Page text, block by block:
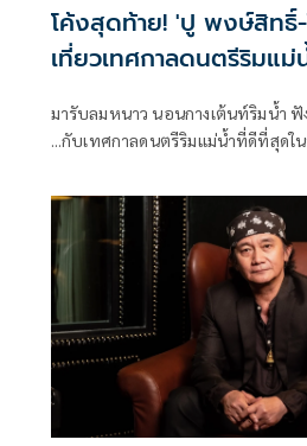
โค้งสุดท้าย! 'ปู พงษ์สิทธิ์
เที่ยวเทศกาลดนตรีริมแม่
มารับลมหนาว นอนกางเต้นท์ริมน้ำ ฟั
...กับเทศกาลดนตรีริมแม่น้ำที่ดีที่สุดใ
แม่น้ำ ในงาน JAMESON
Festival 2022 บนเนื้อที่กว่า 15 ไร่ ด้วยบรรยากาศของป่าไผ่
สุดสายตา ต้นไม้ใหญ่รายล้อมเสียงธ
ยาวตลอดทั้งวันทั้งคืน พร้อมกางเต้น
หนาวบรรยากาศป่าริมน้ำไปด้วยกัน
อิ่มไปกับธรรมชาติ